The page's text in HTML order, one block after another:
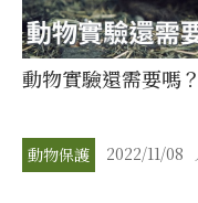
動物實驗還需要嗎
動物保護 2022/11/08